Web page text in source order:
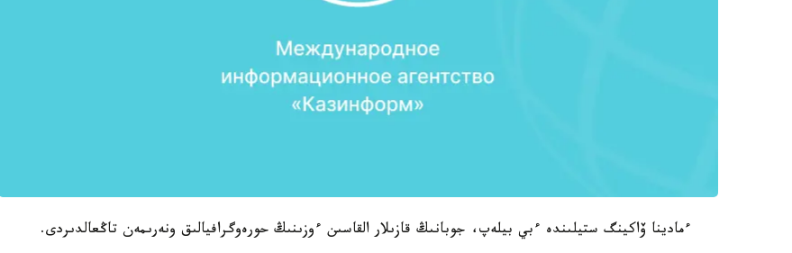
ءمادينا ۆاكينگ ستيلىندە ءبي بيلەپ، جوبانىڭ قازىلار القاسىن ءوزىنىڭ حورەوگرافيالىق ونەرىمەن تاڭعالدىردى.